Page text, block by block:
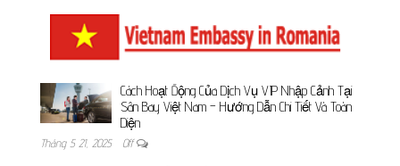
Cách Hoạt Động Của Dịch Vụ VIP Nhập Cảnh Tại
Sân Bay Việt Nam – Hướng Dẫn Chi Tiết Và Toàn
Diện
Tháng 5 21, 2025 Off